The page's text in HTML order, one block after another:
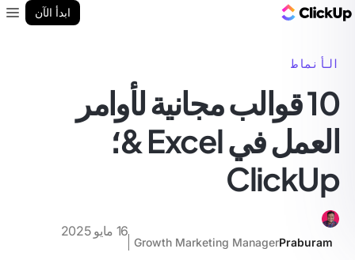
ابدأ الآن
الأنماط
10 قوالب مجانية لأوامر
العمل في Excel &؛
ClickUp
Praburam
Growth Marketing Manager
16 مايو 2025